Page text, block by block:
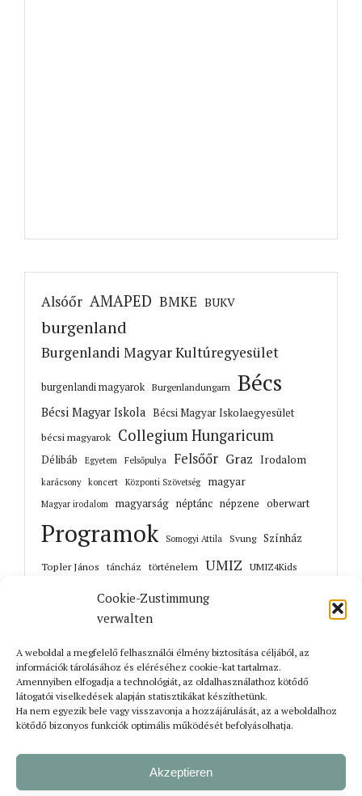
Cookie-Zustimmung
verwalten
A weboldal a megfelelő felhasználói élmény biztosítása céljából, az
információk tárolásához és eléréséhez cookie-kat tartalmaz.
Amennyiben elfogadja a technológiát, az oldalhasználathoz kötődő
látogatói viselkedések alapján statisztikákat készíthetünk.
Ha nem egyezik bele vagy visszavonja a hozzájárulását, az a weboldalhoz
kötődő bizonyos funkciók optimális működését befolyásolhatja.
Akzeptieren
Alsóőr AMAPED BMKE BUKV
burgenland
Burgenlandi Magyar Kultúregyesület
burgenlandi magyarok Burgenlandungarn Bécs
Bécsi Magyar Iskola Bécsi Magyar Iskolaegyesület
bécsi magyarok Collegium Hungaricum
Délibáb Egyetem Felsőpulya Felsőőr Graz Irodalom
karácsony koncert Központi Szövetség magyar
Magyar irodalom magyarság néptánc népzene oberwart
Programok Somogyi Attila Svung Színház
Topler János táncház történelem UMIZ
UMIZ4Kids
Korábbi cikkek